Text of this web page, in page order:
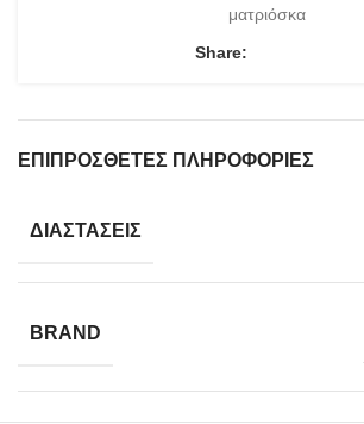
ματριόσκα
Share:
ΕΠΙΠΡΌΣΘΕΤΕΣ ΠΛΗΡΟΦΟΡΊΕΣ
ΔΙΑΣΤΆΣΕΙΣ
BRAND